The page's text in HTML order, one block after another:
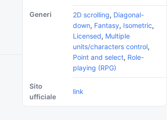
Generi 2D scrolling, Diagonal-
down, Fantasy, Isometric,
Licensed, Multiple
units/characters control,
Point and select, Role-
playing (RPG)
Sito
ufficiale
link